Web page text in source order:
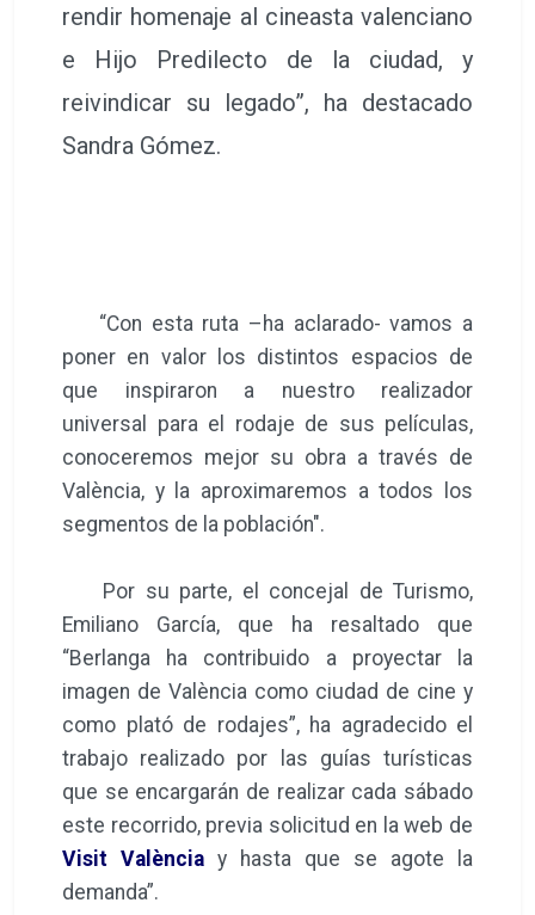
rendir homenaje al cineasta valenciano
e Hijo Predilecto de la ciudad, y
reivindicar su legado”, ha destacado
Sandra Gómez.
“Con esta ruta –ha aclarado- vamos a
poner en valor los distintos espacios de
que inspiraron a nuestro realizador
universal para el rodaje de sus películas,
conoceremos mejor su obra a través de
València, y la aproximaremos a todos los
segmentos de la población".
Por su parte, el concejal de Turismo,
Emiliano García, que ha resaltado que
“Berlanga ha contribuido a proyectar la
imagen de València como ciudad de cine y
como plató de rodajes”, ha agradecido el
trabajo realizado por las guías turísticas
que se encargarán de realizar cada sábado
este recorrido, previa solicitud en la web de
Visit València y hasta que se agote la
demanda”.